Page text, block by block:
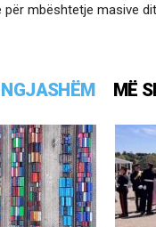
mbështetje masive
MË